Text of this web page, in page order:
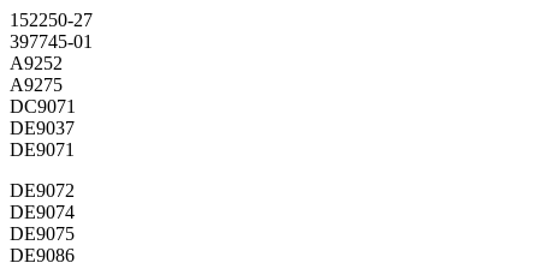
152250-27
397745-01
A9252
A9275
DC9071
DE9037
DE9071
DE9072
DE9074
DE9075
DE9086